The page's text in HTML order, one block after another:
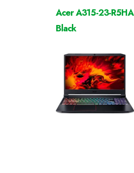
Acer A315-23-R5HA
Black